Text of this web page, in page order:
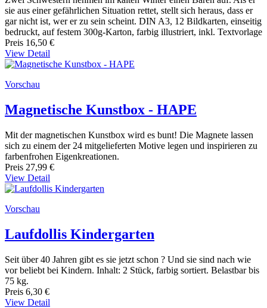
sie aus einer gefährlichen Situation rettet, stellt sich heraus, dass er
gar nicht ist, wer er zu sein scheint. DIN A3, 12 Bildkarten, einseitig
bedruckt, auf festem 300g-Karton, farbig illustriert, inkl. Textvorlage
Preis 16,50 €
View Detail
Vorschau
Magnetische Kunstbox - HAPE
Mit der magnetischen Kunstbox wird es bunt! Die Magnete lassen
sich zu einem der 24 mitgelieferten Motive legen und inspirieren zu
farbenfrohen Eigenkreationen.
Preis 27,99 €
View Detail
Vorschau
Laufdollis Kindergarten
Seit über 40 Jahren gibt es sie jetzt schon ? Und sie sind nach wie
vor beliebt bei Kindern. Inhalt: 2 Stück, farbig sortiert. Belastbar bis
75 kg.
Preis 6,30 €
View Detail